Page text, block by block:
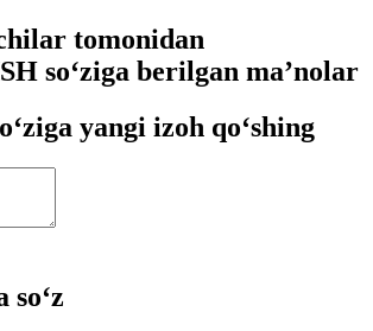
tomonidan
so‘ziga berilgan ma’nolar
yangi izoh qo‘shing
so‘z